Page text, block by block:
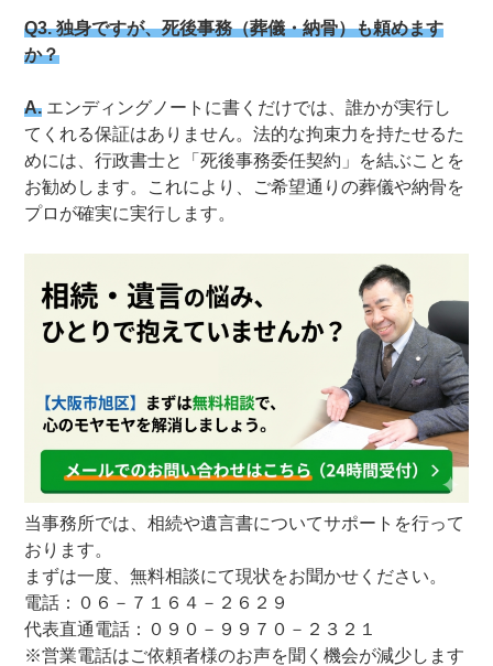
Q3. 独身ですが、死後事務（葬儀・納骨）も頼めます
か？
A. エンディングノートに書くだけでは、誰かが実行し
てくれる保証はありません。法的な拘束力を持たせるた
めには、行政書士と「死後事務委任契約」を結ぶことを
お勧めします。これにより、ご希望通りの葬儀や納骨を
プロが確実に実行します。
当事務所では、相続や遺言書についてサポートを行って
おります。
まずは一度、無料相談にて現状をお聞かせください。
電話：０６－７１６４－２６２９
代表直通電話：０９０－９９７０－２３２１
※営業電話はご依頼者様のお声を聞く機会が減少します